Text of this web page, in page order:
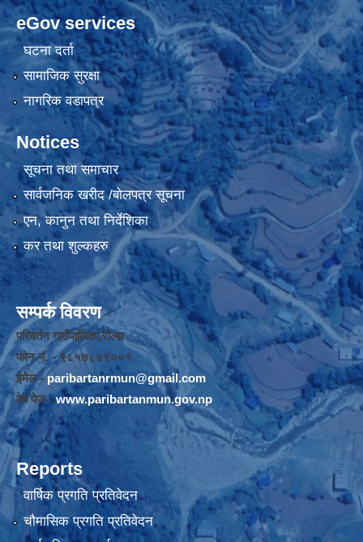
eGov services
घटना दर्ता
सामाजिक सुरक्षा
नागरिक वडापत्र
Notices
सूचना तथा समाचार
सार्वजनिक खरीद /बोलपत्र सूचना
एन, कानुन तथा निर्देशिका
कर तथा शुल्कहरु
सम्पर्क विवरण
परिवर्तन गाउँपालिका,रोल्पा
फोन नंं. - ९८५७८४९००१
ईमेल -paribartanrmun@gmail.com
वेब पेज -www.paribartanmun.gov.np
Reports
वार्षिक प्रगति प्रतिवेदन
चौमासिक प्रगति प्रतिवेदन